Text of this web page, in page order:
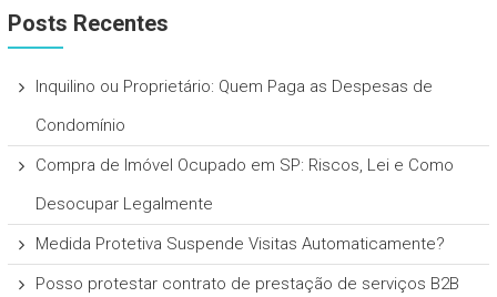
Posts Recentes
Inquilino ou Proprietário: Quem Paga as Despesas de
Condomínio
Compra de Imóvel Ocupado em SP: Riscos, Lei e Como
Desocupar Legalmente
Medida Protetiva Suspende Visitas Automaticamente?
Posso protestar contrato de prestação de serviços B2B